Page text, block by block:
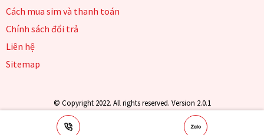
Cách mua sim và thanh toán
Chính sách đổi trả
Liên hệ
Sitemap
© Copyright 2022. All rights reserved. Version 2.0.1